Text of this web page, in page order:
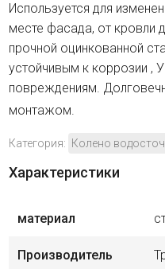
Используется для
месте фасада, от кровли
прочной оцинкованной
устойчивым к коррозии ,
повреждениям.
монтажом.
Категория: Колено
Характеристики
материал
Производитель